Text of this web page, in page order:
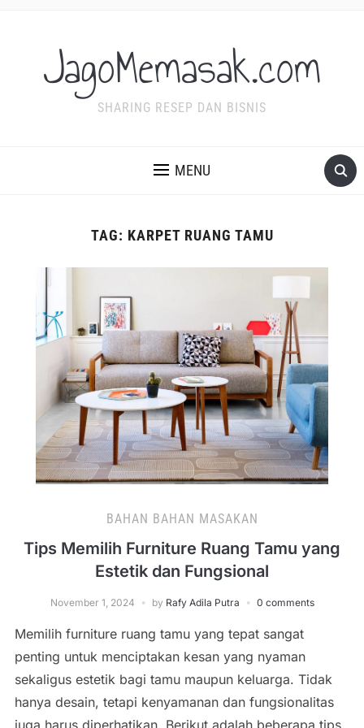
JagoMemasak.com
SHARING RESEP DAN BISNIS
MENU
TAG: KARPET RUANG TAMU
BAHAN BAHAN MASAKAN
Tips Memilih Furniture Ruang Tamu yang
Estetik dan Fungsional
November 1, 2024 by Rafy Adila Putra 0 comments
Memilih furniture ruang tamu yang tepat sangat
penting untuk menciptakan kesan yang nyaman
sekaligus estetik bagi tamu maupun keluarga. Tidak
hanya desain, tetapi kenyamanan dan fungsionalitas
juga harus diperhatikan. Berikut adalah beberapa tips